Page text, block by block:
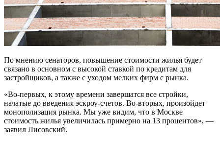
По мнению сенаторов, повышение стоимости жилья будет
связано в основном с высокой ставкой по кредитам для
застройщиков, а также с уходом мелких фирм с рынка.
«Во-первых, к этому времени завершатся все стройки,
начатые до введения эскроу-счетов. Во-вторых, произойдет
монополизация рынка. Мы уже видим, что в Москве
стоимость жилья увеличилась примерно на 13 процентов», —
заявил Лисовский.